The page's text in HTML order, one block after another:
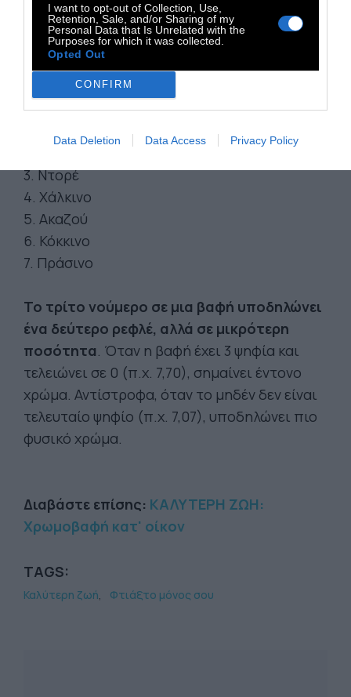
I want to opt-out of Collection, Use,
Retention, Sale, and/or Sharing of my
Personal Data that Is Unrelated with the
Purposes for which it was collected.
Opted Out
CONFIRM
Data Deletion Data Access Privacy Policy
3. Ντορέ
4. Χάλκινο
5. Ακαζού
6. Κόκκινο
7. Πράσινο
Το τρίτο νούμερο σε μια βαφή υποδηλώνει
ένα δεύτερο ρεφλέ, αλλά σε μικρότερη
ποσότητα. Όταν η βαφή έχει 3 ψηφία και
τελειώνει σε 0 (π.χ. 7,70), σημαίνει έντονο
χρώμα. Αντίστροφα, όταν το μηδέν δεν είναι
τελευταίο ψηφίο (π.χ. 7,07), υποδηλώνει πιο
φυσικό χρώμα.
Διαβάστε επίσης: ΚΑΛΥΤΕΡΗ ΖΩΗ:
Χρωμοβαφή κατ' οίκον
TAGS:
Καλύτερη ζωή Φτιάξτο μόνος σου